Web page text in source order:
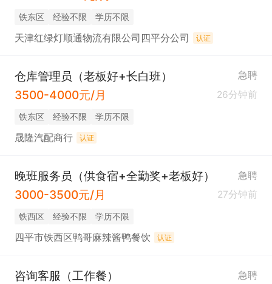
铁东区 经验不限 学历不限
天津红绿灯顺通物流有限公司四平分公司 认证
仓库管理员（老板好+长白班） 急聘
3500-4000元/月 26分钟前
铁东区 经验不限 学历不限
晟隆汽配商行 认证
晚班服务员（供食宿+全勤奖+老板好） 急聘
3000-3500元/月 27分钟前
铁西区 经验不限 学历不限
四平市铁西区鸭哥麻辣酱鸭餐饮 认证
咨询客服（工作餐） 急聘